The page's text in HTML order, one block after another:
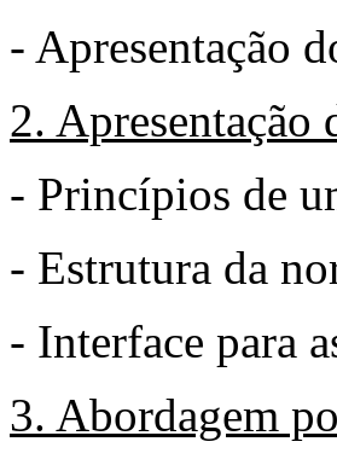
- Apresentação
2.
- Princípios de
- Estrutura da
- Interface para
3. Abordagem